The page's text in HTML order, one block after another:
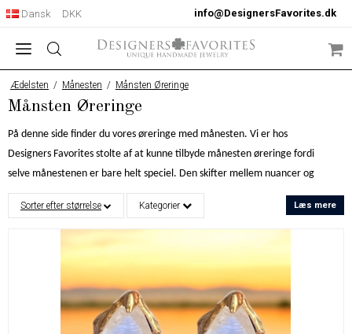
info@DesignersFavorites.dk
Dansk DKK
Ædelsten / Månesten / Månsten Øreringe
Månsten Øreringe
På denne side finder du vores øreringe med månesten. Vi er hos
Designers Favorites stolte af at kunne tilbyde månesten øreringe fordi
selve månestenen er bare helt speciel. Den skifter mellem nuancer og
looks alt efter i hvilket lys den er i. Derfor er månesten i øreringe helt
vild flotte - fordi uanset om vi sidder på arbejde, går rundt eller er til en
fest så bevæger vi hovedet næsten hele tiden, hvilket får månesten
øreringene til at skifte nuance hele tiden afhængigt af lyset. Navnet
månesten skyldes det hvide og blålige skær som opstår i månestenens
lamelstruktur. Ædelstenen forekommer oftest i lyse toner og vi vil
derfor også kunne tilbyde lyse månestens øreringe.
Sorter efter størrelse Kategorier Læs mere